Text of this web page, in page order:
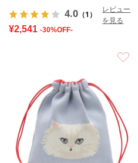
4.0 （1）
レビュー
を見る
¥2,541 -30%OFF-